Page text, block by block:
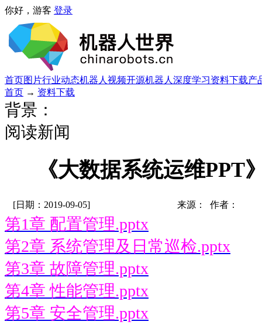
你好，游客 登录
首页图片行业动态机器人视频开源机器人 深度学习资料下载产
首页 → 资料下载
背景：
阅读新闻
《大数据系统运维PPT
[日期：2019-09-05] 来源： 作者：
第1章 配置管理.pptx
第2章 系统管理及日常巡检.pptx
第3章 故障管理.pptx
第4章 性能管理.pptx
第5章 安全管理.pptx